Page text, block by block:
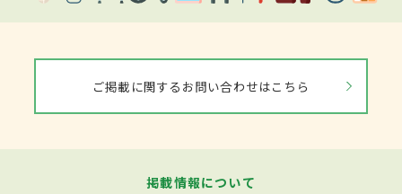
ご掲載に関するお問い合わせはこちら
掲載情報について